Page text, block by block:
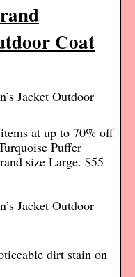
Coat
Jacket Outdoor
at up to 70% off
Puffer
size Large. $55
Jacket Outdoor
dirt stain on